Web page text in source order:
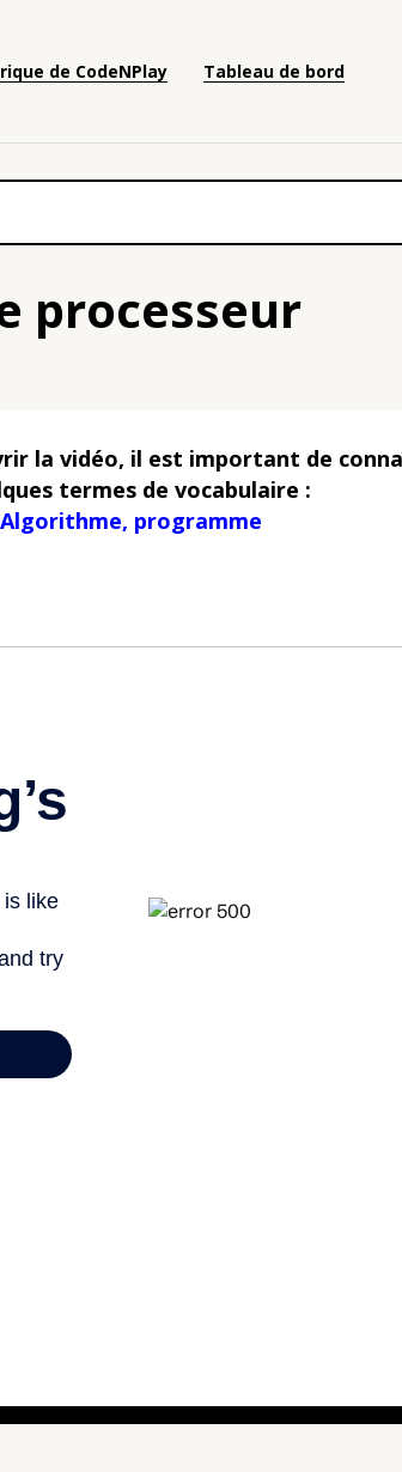
de CodeNPlay Tableau de bord
processeur
la vidéo, il est important de
termes de vocabulaire :
Algorithme, programme